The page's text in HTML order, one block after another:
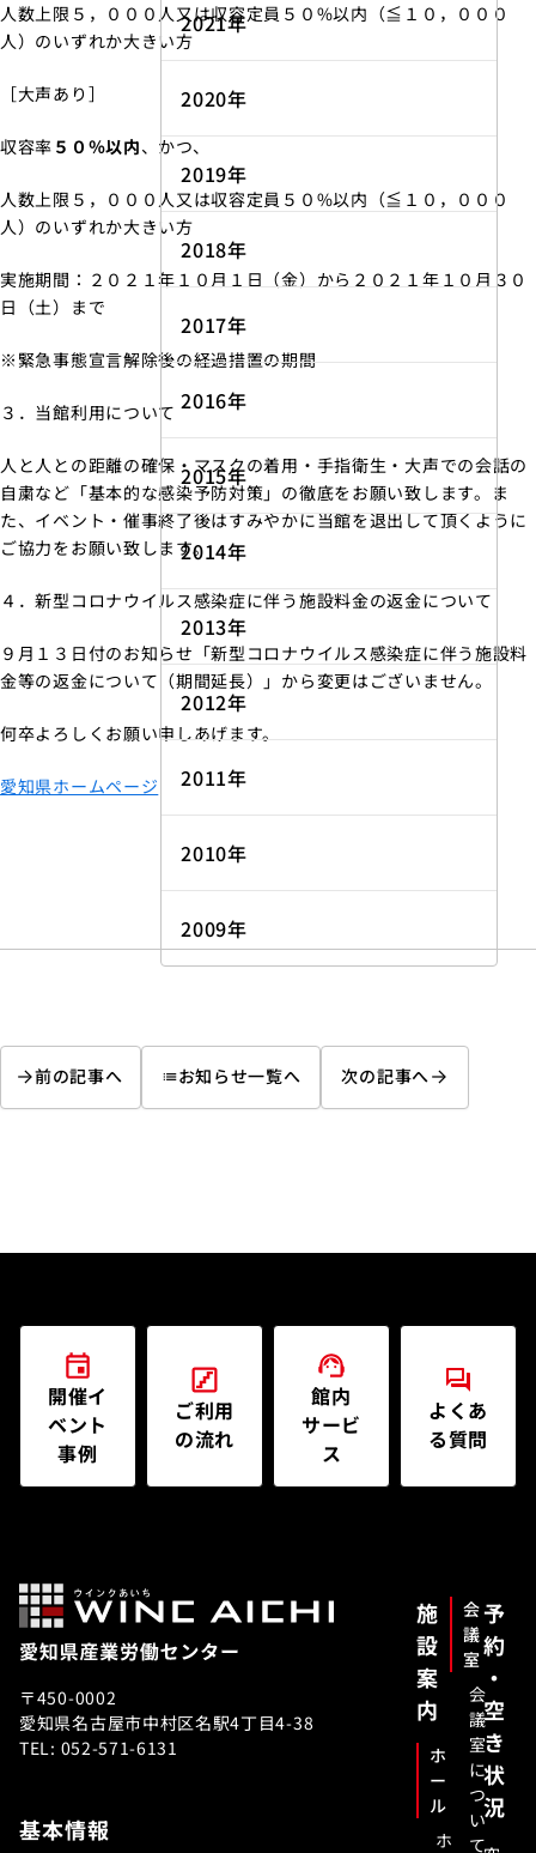
人数上限５，０００人又は収容定員５０%以内（≦１０，０００
人）のいずれか大きい方
［大声あり］
収容率 ５０％以内、かつ、
人数上限５，０００人又は収容定員５０%以内（≦１０，０００
人）のいずれか大きい方
実施期間：２０２１年１０月１日（金）から２０２１年１０月３０
日（土）まで
※緊急事態宣言解除後の経過措置の期間
３．当館利用について
人と人との距離の確保・マスクの着用・手指衛生・大声での会話の
自粛など「基本的な感染予防対策」の徹底をお願い致します。ま
た、イベント・催事終了後はすみやかに当館を退出して頂くように
ご協力をお願い致します。
４．新型コロナウイルス感染症に伴う施設料金の返金について
９月１３日付のお知らせ「新型コロナウイルス感染症に伴う施設料
金等の返金について（期間延長）」から変更はございません。
何卒よろしくお願い申しあげます。
愛知県ホームページ
前の記事へ listお知らせ一覧へ 次の記事へ
2021年
2020年
2019年
2018年
2017年
2016年
2015年
2014年
2013年
2012年
2011年
2010年
2009年
開催イ
ベント
事例
ご利用
の流れ
館内
サービ
ス
よくあ
る質問
〒450-0002
愛知県名古屋市中村区名駅4丁目4-38
TEL: 052-571-6131
基本情報
施
設
案
内
ホ
ー
ル
ホ
会
議
室
会
議
室
に
つ
い
て
予
約
・
空
き
状
況